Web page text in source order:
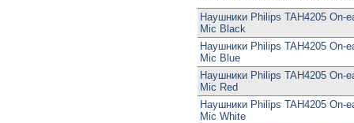
Наушники Philips TAH4205 On-
Mic Black
Наушники Philips TAH4205 On-
Mic Blue
Наушники Philips TAH4205 On-
Mic Red
Наушники Philips TAH4205 On-
Mic White